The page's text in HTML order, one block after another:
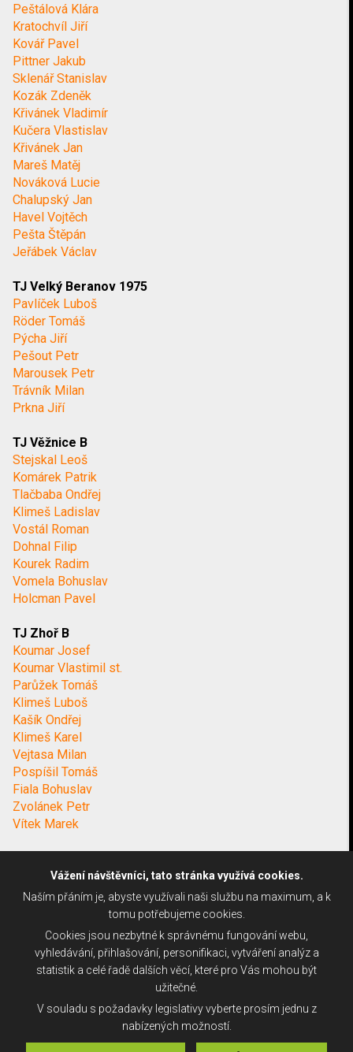
Peštálová Klára
Kratochvíl Jiří
Kovář Pavel
Pittner Jakub
Sklenář Stanislav
Kozák Zdeněk
Křivánek Vladimír
Kučera Vlastislav
Křivánek Jan
Mareš Matěj
Nováková Lucie
Chalupský Jan
Havel Vojtěch
Pešta Štěpán
Jeřábek Václav
TJ Velký Beranov 1975
Pavlíček Luboš
Röder Tomáš
Pýcha Jiří
Pešout Petr
Marousek Petr
Trávník Milan
Prkna Jiří
TJ Věžnice B
Stejskal Leoš
Komárek Patrik
Tlačbaba Ondřej
Klimeš Ladislav
Vostál Roman
Dohnal Filip
Kourek Radim
Vomela Bohuslav
Holcman Pavel
TJ Zhoř B
Koumar Josef
Koumar Vlastimil st.
Parůžek Tomáš
Klimeš Luboš
Kašík Ondřej
Klimeš Karel
Vejtasa Milan
Pospíšil Tomáš
Fiala Bohuslav
Zvolánek Petr
Vítek Marek
Vážení návštěvníci, tato stránka využívá cookies.
Naším přáním je, abyste využívali naši službu na maximum, a k
tomu potřebujeme cookies.
Cookies jsou nezbytné k správnému fungování webu,
vyhledávání, přihlašování, personifikaci, vytváření analýz a
statistik a celé řadě dalších věcí, které pro Vás mohou být
užitečné.
V souladu s požadavky legislativy vyberte prosím jednu z
nabízených možností.